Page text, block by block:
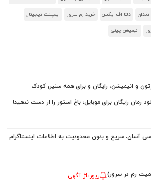
دندان دلتا اف ایکس خرید رم سرور ایمپلنت دیجیتال
انیمیشن چینی
و انیمیشن، رایگان و برای همه سنین کودک
رمان رایگان برای موبایل؛ باغ استور را از دست ندهید!
رم در سرور) رپورتاژ آگهی